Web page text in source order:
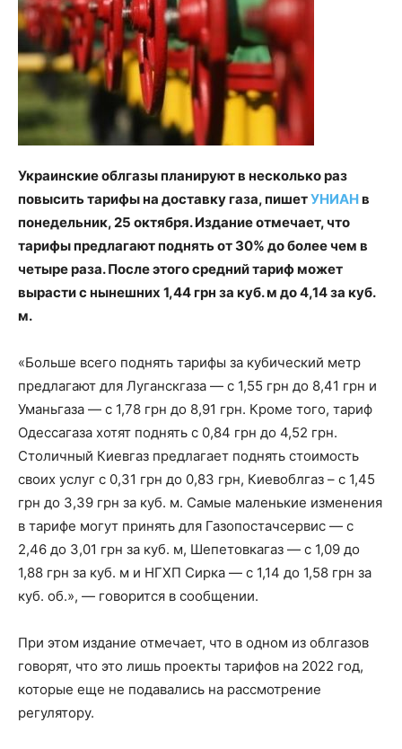
Украинские облгазы планируют в несколько раз
повысить тарифы на доставку газа, пишетУНИАНв
понедельник, 25 октября. Издание отмечает, что
тарифы предлагают поднять от 30% до более чем в
четыре раза. После этого средний тариф может
вырасти с нынешних 1,44 грн за куб. м до 4,14 за куб.
м.
«Больше всего поднять тарифы за кубический метр
предлагают для Луганскгаза — с 1,55 грн до 8,41 грн и
Уманьгаза — с 1,78 грн до 8,91 грн. Кроме того, тариф
Одессагаза хотят поднять с 0,84 грн до 4,52 грн.
Столичный Киевгаз предлагает поднять стоимость
своих услуг с 0,31 грн до 0,83 грн, Киевоблгаз – с 1,45
грн до 3,39 грн за куб. м. Самые маленькие изменения
в тарифе могут принять для Газопостачсервис — с
2,46 до 3,01 грн за куб. м, Шепетовкагаз — с 1,09 до
1,88 грн за куб. м и НГХП Сирка — с 1,14 до 1,58 грн за
куб. об.», — говорится в сообщении.
При этом издание отмечает, что в одном из облгазов
говорят, что это лишь проекты тарифов на 2022 год,
которые еще не подавались на рассмотрение
регулятору.